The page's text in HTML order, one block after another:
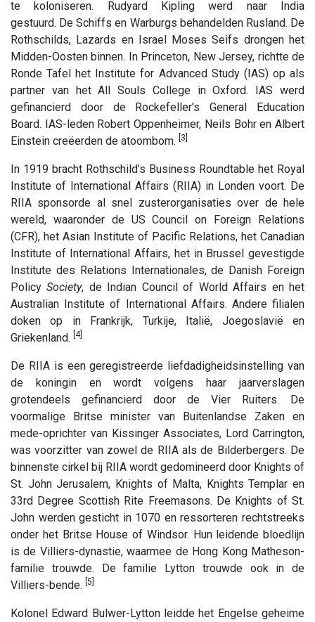
te koloniseren. Rudyard Kipling werd naar India
gestuurd. De Schiffs en Warburgs behandelden Rusland. De
Rothschilds, Lazards en Israel Moses Seifs drongen het
Midden-Oosten binnen. In Princeton, New Jersey, richtte de
Ronde Tafel het Institute for Advanced Study (IAS) op als
partner van het All Souls College in Oxford. IAS werd
gefinancierd door de Rockefeller's General Education
Board. IAS-leden Robert Oppenheimer, Neils Bohr en Albert
Einstein creëerden de atoombom.
[3]
In 1919 bracht Rothschild's Business Roundtable het Royal
Institute of International Affairs (RIIA) in Londen voort. De
RIIA sponsorde al snel zusterorganisaties over de hele
wereld, waaronder de US Council on Foreign Relations
(CFR), het Asian Institute of Pacific Relations, het Canadian
Institute of International Affairs, het in Brussel gevestigde
Institute des Relations Internationales, de Danish Foreign
PolicySociety, de Indian Council of World Affairs en het
Australian Institute of International Affairs. Andere filialen
doken op in Frankrijk, Turkije, Italië, Joegoslavië en
Griekenland.
[4]
De RIIA is een geregistreerde liefdadigheidsinstelling van
de koningin en wordt volgens haar jaarverslagen
grotendeels gefinancierd door de Vier Ruiters. De
voormalige Britse minister van Buitenlandse Zaken en
mede-oprichter van Kissinger Associates, Lord Carrington,
was voorzitter van zowel de RIIA als de Bilderbergers. De
binnenste cirkel bij RIIA wordt gedomineerd door Knights of
St. John Jerusalem, Knights of Malta, Knights Templar en
33rd Degree Scottish Rite Freemasons. De Knights of St.
John werden gesticht in 1070 en ressorteren rechtstreeks
onder het Britse House of Windsor. Hun leidende bloedlijn
is de Villiers-dynastie, waarmee de Hong Kong Matheson-
familie trouwde. De familie Lytton trouwde ook in de
Villiers-bende. [5]
Kolonel Edward Bulwer-Lytton leidde het Engelse geheime